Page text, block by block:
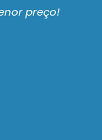
preço!